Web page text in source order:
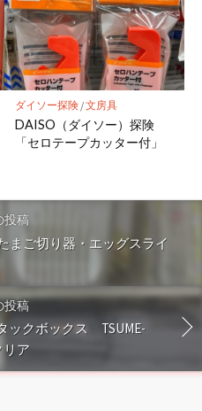
ダイソー探険/文房具
DAISO（ダイソー）探険
「セロテープカッター付」
投稿
まご切り器・エッグスライ
投稿
ックボックス TSUME-
リア